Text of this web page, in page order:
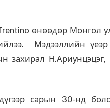
өнөөдөр Монгол
Мэдээллийн
захирал
сарын 30-нд